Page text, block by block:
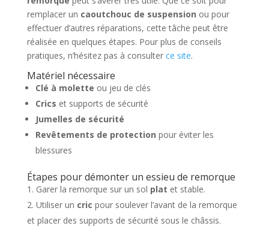
remplacer un caoutchouc de suspension ou pour
effectuer d’autres réparations, cette tâche peut être
réalisée en quelques étapes. Pour plus de conseils
pratiques, n’hésitez pas à consulter ce site.
Matériel nécessaire
Clé à molette ou jeu de clés
Crics et supports de sécurité
Jumelles de sécurité
Revêtements de protection pour éviter les
blessures
Étapes pour démonter un essieu de remorque
Garer la remorque sur un sol plat et stable.
Utiliser un cric pour soulever l’avant de la remorque
et placer des supports de sécurité sous le châssis.